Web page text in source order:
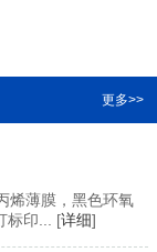
更多>>
烯薄膜，黑色环氧
标印... [详细]